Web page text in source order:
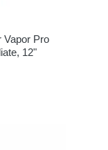
Vapor Pro
12"